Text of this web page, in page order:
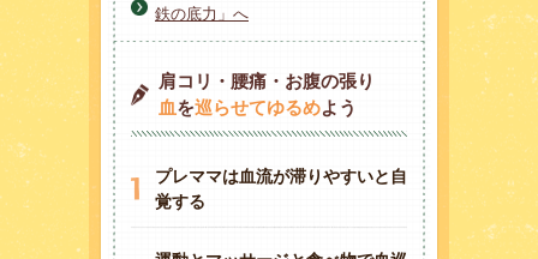
鉄の底力」へ
肩コリ・腰痛・お腹の張り
血を巡らせてゆるめよう
プレママは血流が滞りやすいと自
覚する